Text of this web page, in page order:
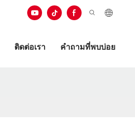
ติดต่อเรา คำถามที่พบบ่อย